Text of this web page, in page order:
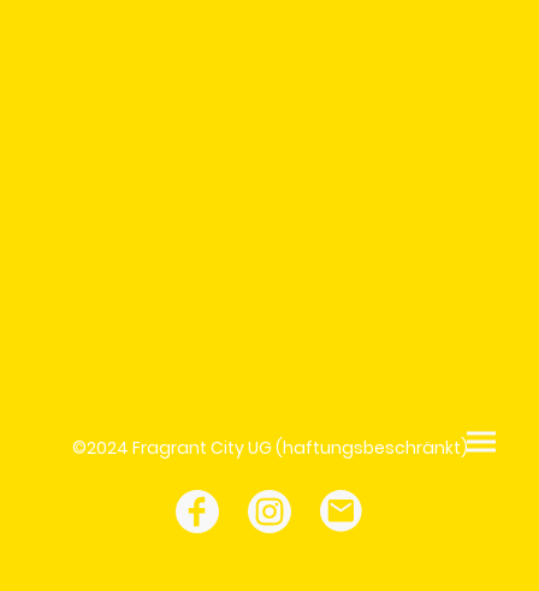
©2024 Fragrant City UG (haftungsbeschränkt)